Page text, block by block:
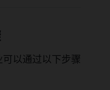
以通过以下步骤